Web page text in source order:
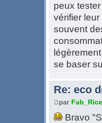
peux
vérifier
souvent
se baser
Re: eco
par Fab_Rice
Bravo